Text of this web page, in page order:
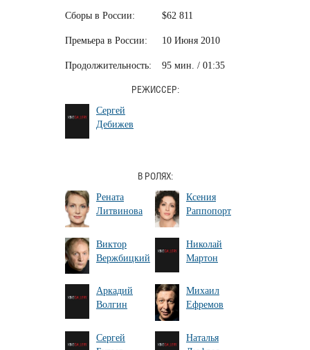
Сборы в России: $62 811
Премьера в России: 10 Июня 2010
Продолжительность: 95 мин. / 01:35
РЕЖИССЕР:
Сергей
Дебижев
В РОЛЯХ:
Рената
Литвинова
Ксения
Раппопорт
Виктор
Вержбицкий
Николай
Мартон
Аркадий
Волгин
Михаил
Ефремов
Сергей
Наталья